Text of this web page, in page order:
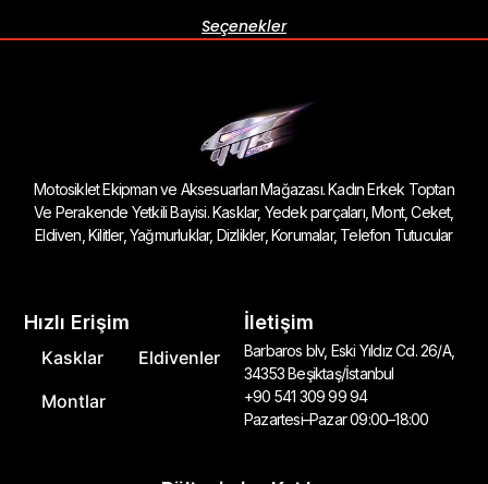
Seçenekler
Motosiklet Ekipman ve Aksesuarları Mağazası. Kadın Erkek Toptan
Ve Perakende Yetkili Bayisi. Kasklar, Yedek parçaları, Mont, Ceket,
Eldiven, Kilitler, Yağmurluklar, Dizlikler, Korumalar, Telefon Tutucular
Hızlı Erişim
Kasklar
Eldivenler
Montlar
İletişim
Barbaros blv, Eski Yıldız Cd. 26/A,
34353 Beşiktaş/İstanbul
+90 541 309 99 94
Pazartesi–Pazar 09:00–18:00